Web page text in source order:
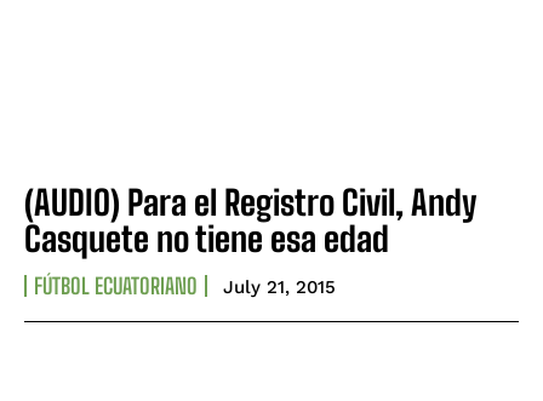
(AUDIO) Para el Registro Civil, Andy
Casquete no tiene esa edad
FÚTBOL ECUATORIANO July 21, 2015